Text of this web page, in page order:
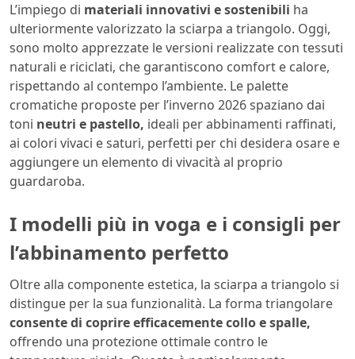
L’impiego di materiali innovativi e sostenibili ha
ulteriormente valorizzato la sciarpa a triangolo. Oggi,
sono molto apprezzate le versioni realizzate con tessuti
naturali e riciclati, che garantiscono comfort e calore,
rispettando al contempo l’ambiente. Le palette
cromatiche proposte per l’inverno 2026 spaziano dai
toni neutri e pastello, ideali per abbinamenti raffinati,
ai colori vivaci e saturi, perfetti per chi desidera osare e
aggiungere un elemento di vivacità al proprio
guardaroba.
I modelli più in voga e i consigli per
l’abbinamento perfetto
Oltre alla componente estetica, la sciarpa a triangolo si
distingue per la sua funzionalità. La forma triangolare
consente di coprire efficacemente collo e spalle,
offrendo una protezione ottimale contro le